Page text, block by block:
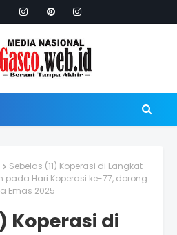
Sebelas (11) Koperasi di Langkat
Hari Koperasi ke-77, dorong
Emas 2025
Koperasi di